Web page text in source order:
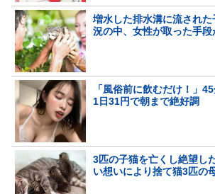
増水した排水溝に流され
況の中、女性が取った手段
「風俗前に飲むだけ！」
1日31円で朝まで絶好調
3匹の子猫を亡くし絶望し
い想いにより捨て猫3匹の